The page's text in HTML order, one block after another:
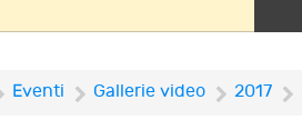
Eventi Gallerie video 2017